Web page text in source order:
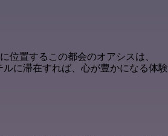
位置するこの都会のオアシスは、
に滞在すれば、心が豊かになる体験